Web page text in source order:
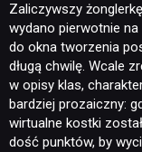
Zaliczywszy żonglerkę
wydano pierwotnie
do okna tworzenia
długą chwilę. Wcale
w opisy klas,
bardziej prozaiczny:
wirtualne kostki
dość punktów, by